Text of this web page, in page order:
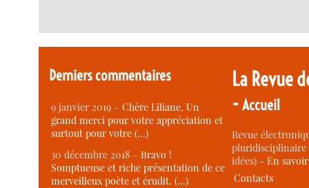
Derniers commentaires
9 janvier 2019 –Chère Liliane, Un
grand merci pour votre appréciation et
surtout pour votre (…)
30 décembre 2018 –Bravo !
Somptueuse et riche présentation de ce
merveilleux poète et érudit. (…)
La Revue
-Accueil
Revue
idées) -En
Contacts